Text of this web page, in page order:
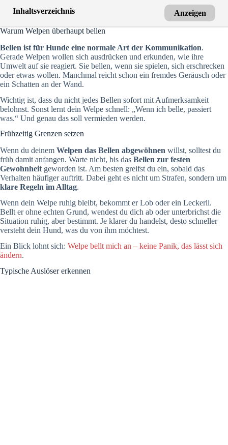
Inhaltsverzeichnis Anzeigen
Warum Welpen überhaupt bellen
Bellen ist für Hunde eine normale Art der Kommunikation.
Gerade Welpen wollen sich ausdrücken und erkunden, wie ihre
Umwelt auf sie reagiert. Sie bellen, wenn sie spielen, sich erschrecken
oder etwas wollen. Manchmal reicht schon ein fremdes Geräusch oder
ein Schatten an der Wand.
Wichtig ist, dass du nicht jedes Bellen sofort mit Aufmerksamkeit
belohnst. Sonst lernt dein Welpe schnell: „Wenn ich belle, passiert
was.“ Und genau das soll vermieden werden.
Frühzeitig Grenzen setzen
Wenn du deinem Welpen das Bellen abgewöhnen willst, solltest du
früh damit anfangen. Warte nicht, bis das Bellen zur festen
Gewohnheit geworden ist. Am besten greifst du ein, sobald das
Verhalten häufiger auftritt. Dabei geht es nicht um Strafen, sondern um
klare Regeln im Alltag.
Wenn dein Welpe ruhig bleibt, bekommt er Lob oder ein Leckerli.
Bellt er ohne echten Grund, wendest du dich ab oder unterbrichst die
Situation ruhig, aber bestimmt. Je klarer du handelst, desto schneller
versteht dein Hund, was du von ihm möchtest.
Ein Blick lohnt sich: Welpe bellt mich an – keine Panik, das lässt sich
ändern.
Typische Auslöser erkennen